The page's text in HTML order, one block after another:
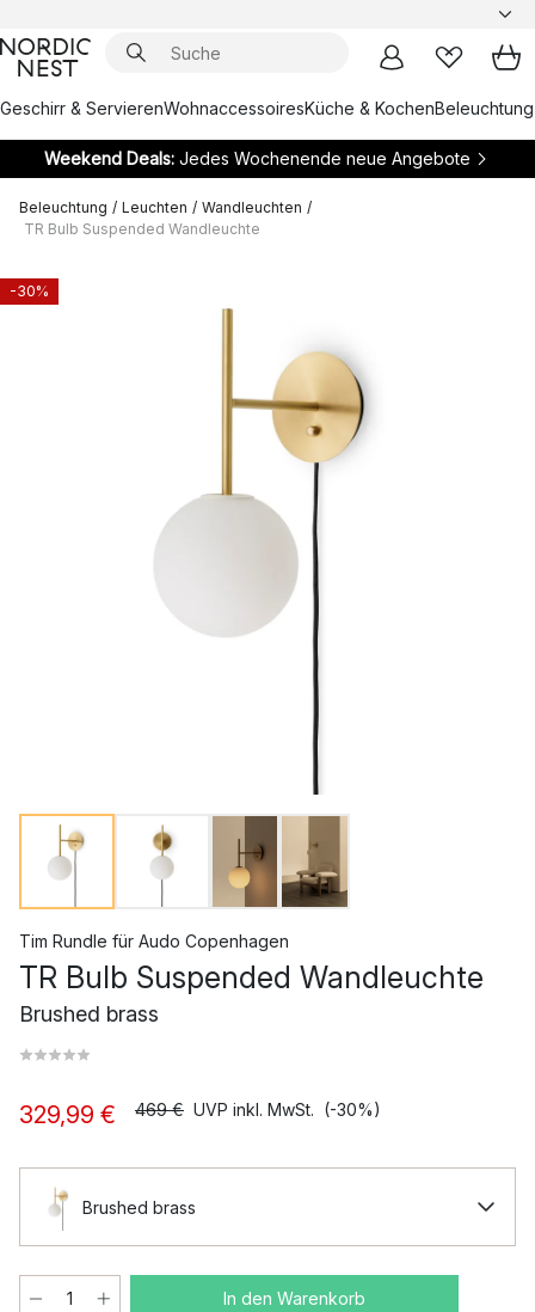
Geschirr & ServierenWohnaccessoiresKüche & KochenBeleuchtung
Weekend Deals:Jedes Wochenende neue Angebote
Beleuchtung / Leuchten / Wandleuchten /
TR Bulb Suspended Wandleuchte
-30%
Tim Rundle für Audo Copenhagen
TR Bulb Suspended Wandleuchte
Brushed brass
329,99 € 469 € UVP inkl. MwSt. (-30%)
Brushed brass
In den Warenkorb